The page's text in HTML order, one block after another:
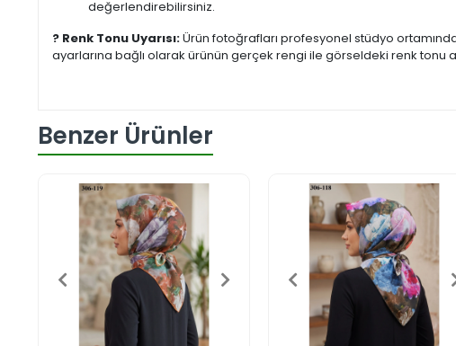
değerlendirebilirsiniz.
? Renk Tonu Uyarısı:Ürün fotoğrafları profesyonel stüdyo
ayarlarına bağlı olarak ürünün gerçek rengi ile görseldeki renk tonu
Benzer Ürünler